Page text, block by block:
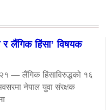
र लैंगिक हिंसा’ विषयक
— लैंगिक हिंसाविरुद्धको १६
नेपाल युवा संरक्षक